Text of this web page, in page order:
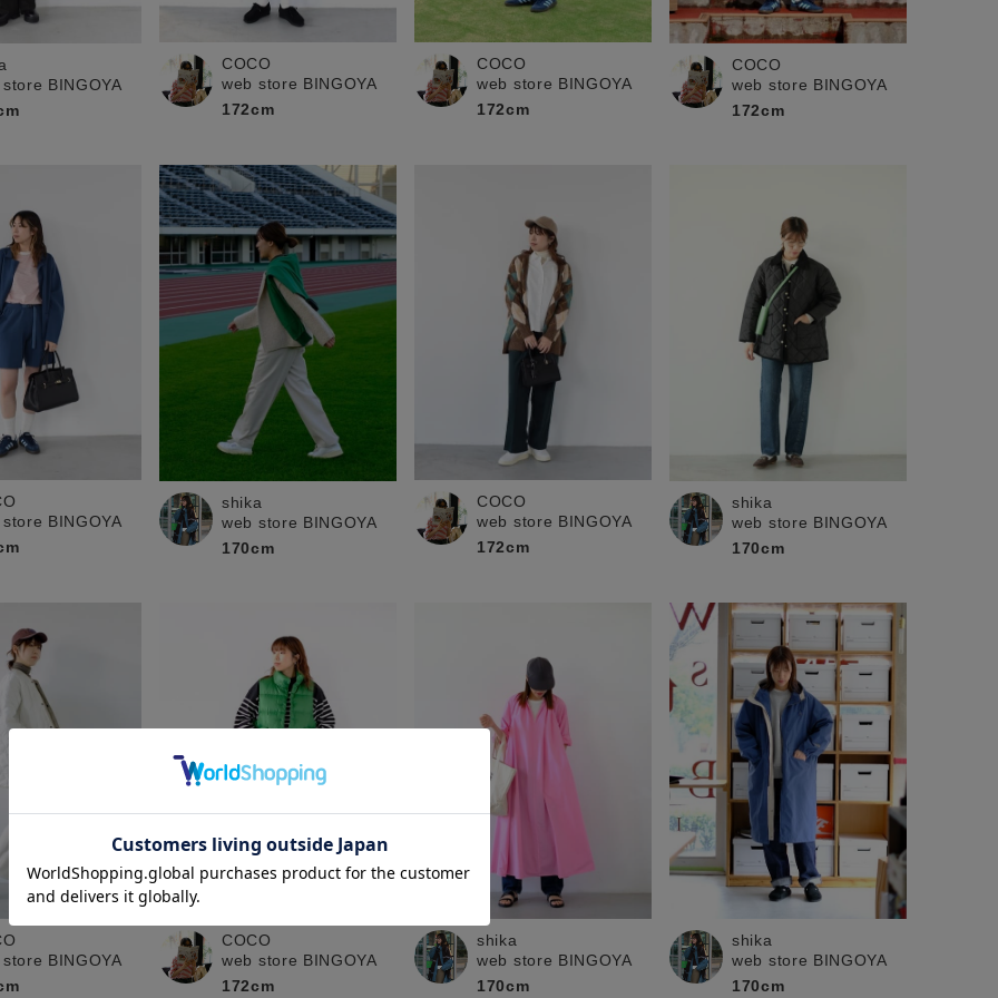
BINGOYA
COCO
web store BINGOYA
172cm
COCO
web store BINGOYA
172cm
COCO
web store BINGOYA
172cm
BINGOYA
shika
web store BINGOYA
170cm
COCO
web store BINGOYA
172cm
shika
web store BINGOYA
170cm
BINGOYA
COCO
web store BINGOYA
172cm
shika
web store BINGOYA
170cm
shika
web store BINGOYA
170cm